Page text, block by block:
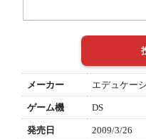
メーカー エデュケー
ゲーム機 DS
発売日 2009/3/26